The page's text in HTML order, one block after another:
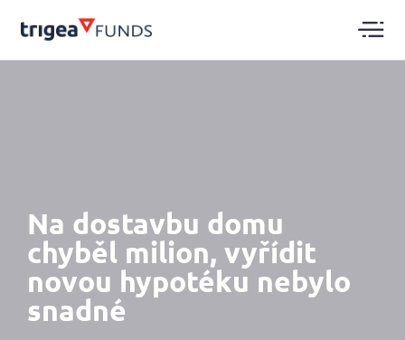
Na dostavbu domu
chyběl milion, vyřídit
novou hypotéku nebylo
snadné